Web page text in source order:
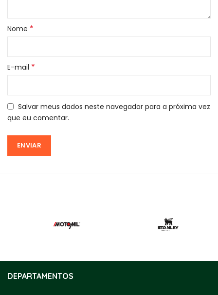
Nome *
E-mail *
Salvar meus dados neste navegador para a próxima vez
que eu comentar.
DEPARTAMENTOS